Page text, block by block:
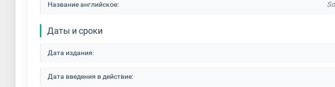
Название английское:
Даты и сроки
Дата издания:
Дата введения в действие: